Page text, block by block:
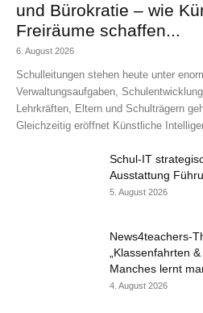
und Bürokratie – wie
Freiräume schaffen...
6. August 2026
Schulleitungen stehen heute unter
Verwaltungsaufgaben,
Lehrkräften, Eltern und Schulträgern
Gleichzeitig eröffnet Künstliche
Schul-IT
Ausstattung
5. August 2026
News4teachers-
„Klassenfahrten
Manches lernt
4. August 2026